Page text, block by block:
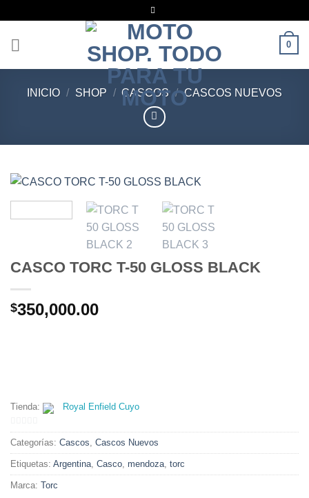
contenido
0
INICIO / SHOP / CASCOS / CASCOS NUEVOS
CASCO TORC T-50 GLOSS BLACK
$350,000.00
Tienda: Royal Enfield Cuyo
0
de
5
Categorías: Cascos Cascos Nuevos
Etiquetas: Argentina Casco mendoza torc
Marca: Torc